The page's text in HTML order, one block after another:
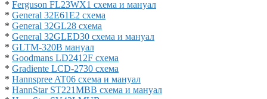
* Ferguson FL23WX1 схема и мануал
* General 32E61E2 схема
* General 32GL28 схема
* General 32GLED30 схема и мануал
* GLTM-320B мануал
* Goodmans LD2412F схема
* Gradiente LCD-2730 схема
* Hannspree AT06 схема и мануал
* HannStar ST221MBB схема и мануал